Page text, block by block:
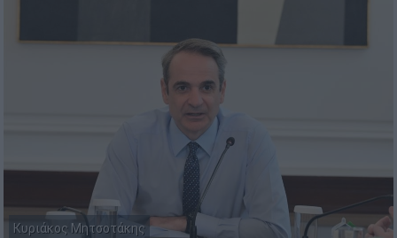
Κυριάκος Μητσοτάκης